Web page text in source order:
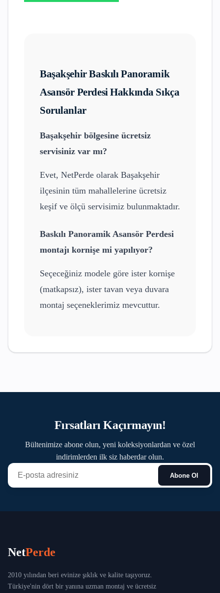
BaşakşehirBaskılı Panoramik
Asansör PerdesiHakkında Sıkça
Sorulanlar
Başakşehir bölgesine ücretsiz
servisiniz var mı?
Evet, NetPerde olarak Başakşehir
ilçesinin tüm mahallelerine ücretsiz
keşif ve ölçü servisimiz bulunmaktadır.
Baskılı Panoramik Asansör Perdesi
montajı kornişe mi yapılıyor?
Seçeceğiniz modele göre ister kornişe
(matkapsız), ister tavan veya duvara
montaj seçeneklerimiz mevcuttur.
Fırsatları Kaçırmayın!
Bültenimize abone olun, yeni koleksiyonlardan ve özel
indirimlerden ilk siz haberdar olun.
Abone Ol
NetPerde
2010 yılından beri evinize şıklık ve kalite taşıyoruz.
Türkiye'nin dört bir yanına uzman montaj ve ücretsiz